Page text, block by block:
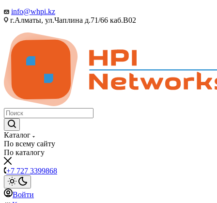
info@whpi.kz
г.Алматы, ул.Чаплина д.71/66 каб.B02
Каталог
По всему сайту
По каталогу
+7 727 3399868
Войти